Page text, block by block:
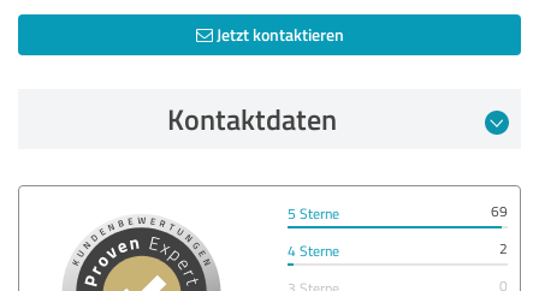
Jetzt kontaktieren
Kontaktdaten
5 Sterne
69
4 Sterne
2
0